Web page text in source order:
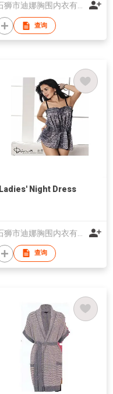
石狮市迪娜胸围内衣有限公司
查询
Ladies' Night Dress
查询